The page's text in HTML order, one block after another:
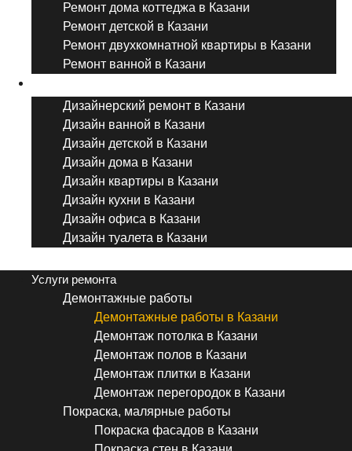
Ремонт дома коттеджа в Казани
Ремонт детской в Казани
Ремонт двухкомнатной квартиры в Казани
Ремонт ванной в Казани
Дизайнерский ремонт в Казани
Дизайн ванной в Казани
Дизайн детской в Казани
Дизайн дома в Казани
Дизайн квартиры в Казани
Дизайн кухни в Казани
Дизайн офиса в Казани
Дизайн туалета в Казани
Услуги ремонта
Демонтажные работы
Демонтажные работы в Казани
Демонтаж потолка в Казани
Демонтаж полов в Казани
Демонтаж плитки в Казани
Демонтаж перегородок в Казани
Покраска, малярные работы
Покраска фасадов в Казани